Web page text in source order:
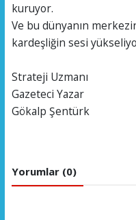
kuruyor.
Ve bu dünyanın
kardeşliğin sesi
Strateji Uzmanı
Gazeteci Yazar
Gökalp Şentürk
Yorumlar (0)